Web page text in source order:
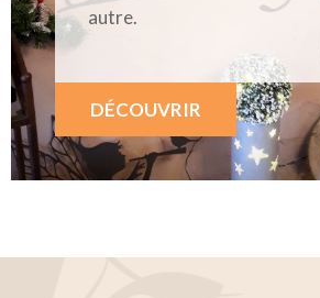
autre.
DÉCOUVRIR